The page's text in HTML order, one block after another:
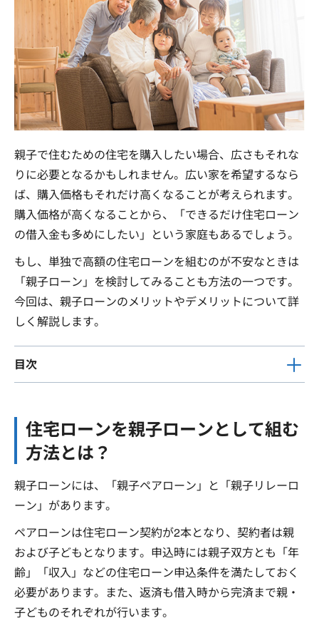
親子で住むための住宅を購入したい場合、広さもそれな
りに必要となるかもしれません。広い家を希望するなら
ば、購入価格もそれだけ高くなることが考えられます。
購入価格が高くなることから、「できるだけ住宅ローン
の借入金も多めにしたい」という家庭もあるでしょう。
もし、単独で高額の住宅ローンを組むのが不安なときは
「親子ローン」を検討してみることも方法の一つです。
今回は、親子ローンのメリットやデメリットについて詳
しく解説します。
目次
住宅ローンを親子ローンとして組む
方法とは？
親子ローンには、「親子ペアローン」と「親子リレーロ
ーン」があります。
ペアローンは住宅ローン契約が2本となり、契約者は親
および子どもとなります。申込時には親子双方とも「年
齢」「収入」などの住宅ローン申込条件を満たしておく
必要があります。また、返済も借入時から完済まで親・
子どものそれぞれが行います。